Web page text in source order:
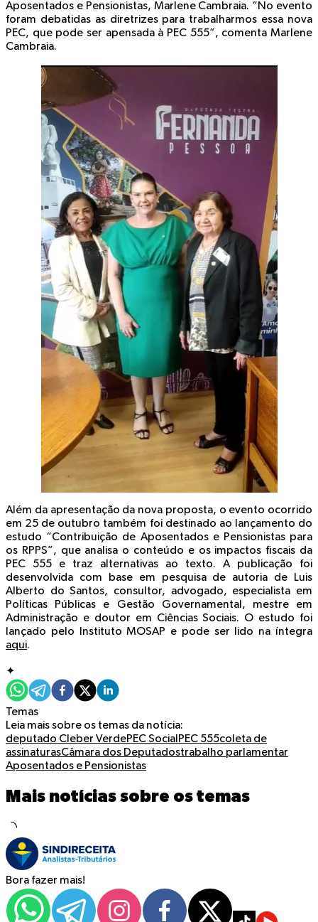
Aposentados e Pensionistas, Marlene Cambraia. “No evento
foram debatidas as diretrizes para trabalharmos essa nova
PEC, que pode ser apensada à PEC 555”, comenta Marlene
Cambraia.
Além da apresentação da nova proposta, o evento ocorrido
em 25 de outubro também foi destinado ao lançamento do
estudo “Contribuição de Aposentados e Pensionistas para
os RPPS”, que analisa o conteúdo e os impactos fiscais da
PEC 555 e traz alternativas ao texto. A publicação foi
desenvolvida com base em pesquisa de autoria de Luis
Alberto do Santos, consultor, advogado, especialista em
Políticas Públicas e Gestão Governamental, mestre em
Administração e doutor em Ciências Sociais. O estudo foi
lançado pelo Instituto MOSAP e pode ser lido na íntegra
aqui.
✦
Temas
Leia mais sobre os temas da notícia:
deputado Cleber VerdePEC Social PEC 555coleta de
assinaturasCâmara dos Deputadostrabalho parlamentar
Aposentados e Pensionistas
Mais notícias sobre os temas
Bora fazer mais!